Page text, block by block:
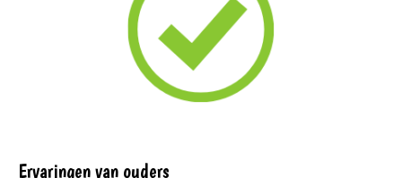
Ervaringen van ouders